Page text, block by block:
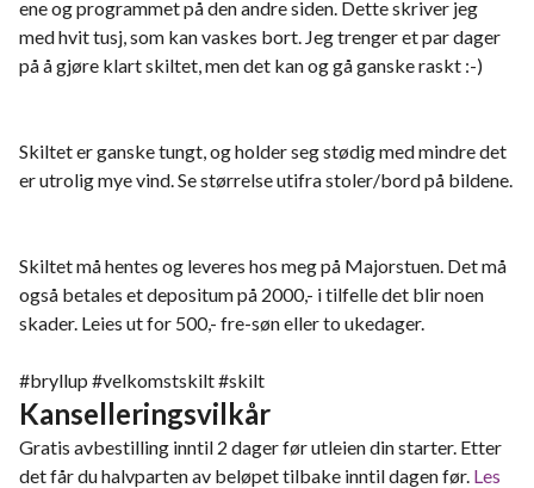
ene og programmet på den andre siden. Dette skriver jeg
med hvit tusj, som kan vaskes bort. Jeg trenger et par dager
på å gjøre klart skiltet, men det kan og gå ganske raskt :-)
Skiltet er ganske tungt, og holder seg stødig med mindre det
er utrolig mye vind. Se størrelse utifra stoler/bord på bildene.
Skiltet må hentes og leveres hos meg på Majorstuen. Det må
også betales et depositum på 2000,- i tilfelle det blir noen
skader. Leies ut for 500,- fre-søn eller to ukedager.
#bryllup #velkomstskilt #skilt
Kanselleringsvilkår
Gratis avbestilling inntil 2 dager før utleien din starter. Etter
det får du halvparten av beløpet tilbake inntil dagen før. Les